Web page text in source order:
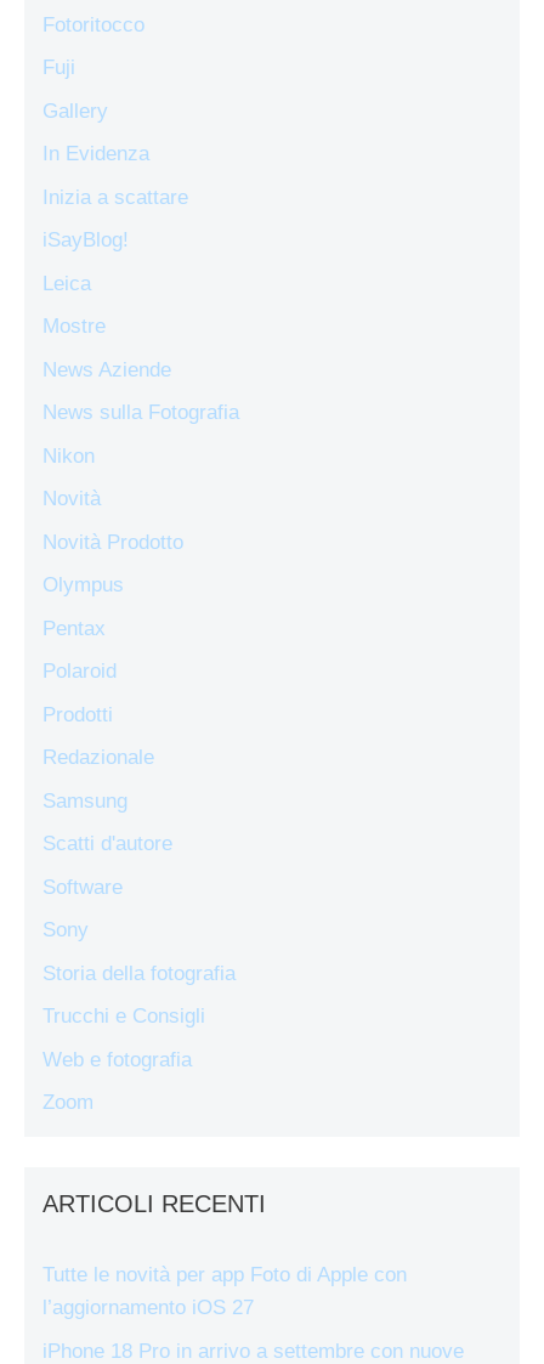
Fotoritocco
Fuji
Gallery
In Evidenza
Inizia a scattare
iSayBlog!
Leica
Mostre
News Aziende
News sulla Fotografia
Nikon
Novità
Novità Prodotto
Olympus
Pentax
Polaroid
Prodotti
Redazionale
Samsung
Scatti d'autore
Software
Sony
Storia della fotografia
Trucchi e Consigli
Web e fotografia
Zoom
ARTICOLI RECENTI
Tutte le novità per app Foto di Apple con
l’aggiornamento iOS 27
iPhone 18 Pro in arrivo a settembre con nuove